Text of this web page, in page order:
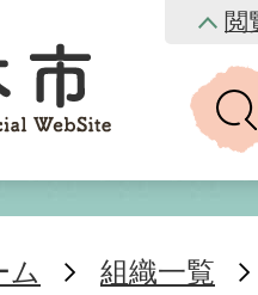
閲
ム 組織一覧